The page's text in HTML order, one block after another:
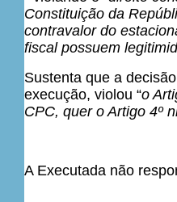
Constituição da
contravalor do
fiscal possuem
Sustenta que a
execução, violou “o
CPC, quer o Artigo 4º
A Executada não